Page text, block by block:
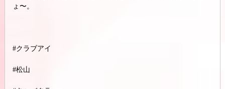
ょ〜。
#クラブアイ
#松山